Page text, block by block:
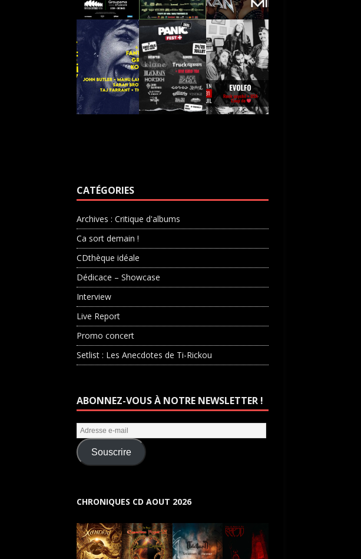
CATÉGORIES
Archives : Critique d'albums
Ca sort demain !
CDthèque idéale
Dédicace – Showcase
Interview
Live Report
Promo concert
Setlist : Les Anecdotes de Ti-Rickou
ABONNEZ-VOUS À NOTRE NEWSLETTER !
Souscrire
CHRONIQUES CD AOUT 2026